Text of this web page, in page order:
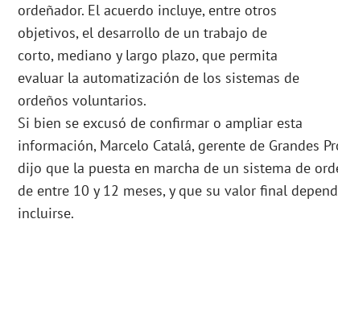
ordeñador. El acuerdo incluye, entre otros
objetivos, el desarrollo de un trabajo de
corto, mediano y largo plazo, que permita
evaluar la automatización de los sistemas de
ordeños voluntarios.
Si bien se excusó de confirmar o ampliar esta
información, Marcelo Catalá, gerente de Grandes
dijo que la puesta en marcha de un sistema de
de entre 10 y 12 meses, y que su valor final
incluirse.